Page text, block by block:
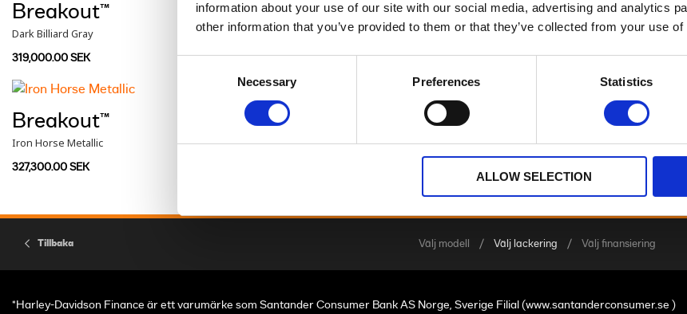
information about your use of our site with our social media, advertising and analytics
other information that you’ve provided to them or that they’ve collected from your use
Necessary Preferences Statistics
ALLOW SELECTION
Breakout™
Dark Billiard Gray
319,000.00 SEK
Breakout™
Vivid Black
326,600.00 SEK
Breakout™
Iron Horse Metallic
327,300.00 SEK
Breakout™
Teal Thunder
Tillbaka Välj modell Välj lackering Välj finansiering
*Harley-Davidson Finance är ett varumärke som Santander Consumer Bank AS Norge, Sverige Filial (www.santanderconsumer.se )